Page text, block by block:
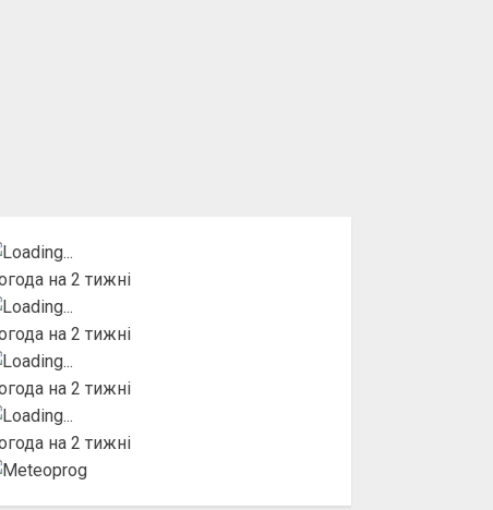
на 2 тижні
на 2 тижні
на 2 тижні
на 2 тижні